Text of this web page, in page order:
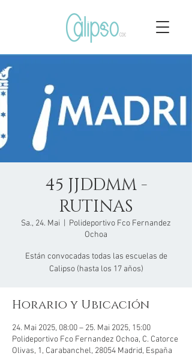
45 JJDDMM -
RUTINAS
Sa., 24. Mai
Polideportivo Fco Fernandez
Ochoa
Están convocadas todas las escuelas de
Calipso (hasta los 17 años)
Horario y Ubicación
24. Mai 2025, 08:00 – 25. Mai 2025, 15:00
Polideportivo Fco Fernandez Ochoa, C. Catorce
Olivas, 1, Carabanchel, 28054 Madrid, España